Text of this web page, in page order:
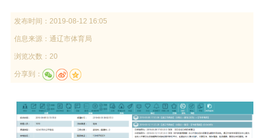
发布时间： 2019-08-12 16:05
信息来源： 通辽市体育局
浏览次数：20
分享到：